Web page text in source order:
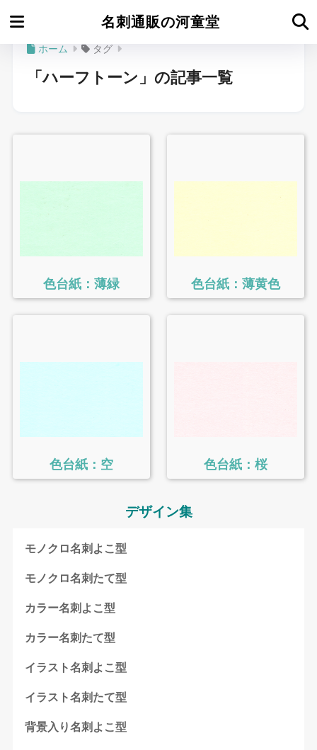
名刺通販の河童堂
ホーム タグ
「ハーフトーン」の記事一覧
色台紙：薄緑 色台紙：薄黄色
色台紙：空 色台紙：桜
デザイン集
モノクロ名刺よこ型
モノクロ名刺たて型
カラー名刺よこ型
カラー名刺たて型
イラスト名刺よこ型
イラスト名刺たて型
背景入り名刺よこ型